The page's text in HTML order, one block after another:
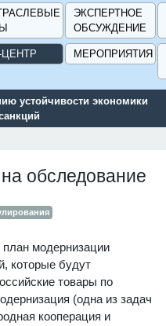
ЭКСПЕРТНОЕ
ОБСУЖДЕНИЕ
МЕРОПРИЯТИЯ
субсидий и мер
- «Навигатор мер
обследование
модернизации
которые будут
товары по
(одна из задач
кооперация и